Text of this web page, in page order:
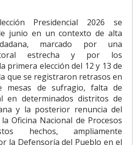
Presidencial 2026 se
junio en un contexto de alta
marcado por una
estrecha y por los
primera elección del 12 y 13 de
que se registraron retrasos en
mesas de sufragio, falta de
en determinados distritos de
y la posterior renuncia del
Oficina Nacional de Procesos
hechos, ampliamente
la Defensoría del Pueblo en el